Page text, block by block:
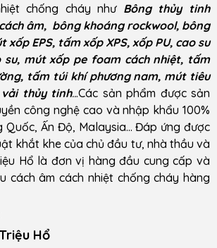
chống cháy như Bông thủy tinh
âm, bông khoáng rockwool, bông
xốp EPS, tấm xốp XPS, xốp PU, cao su
su, mút xốp pe foam cách nhiệt, tấm
tấm túi khí phương nam, mút tiêu
thủy tinh...Các sản phẩm được sản
công nghệ cao và nhập khẩu 100%
Quốc, Ấn Độ, Malaysia… Đáp ứng được
khắt khe của chủ đầu tư, nhà thầu và
Hổ là đơn vị hàng đầu cung cấp và
cách âm cách nhiệt chống cháy hàng
Hổ